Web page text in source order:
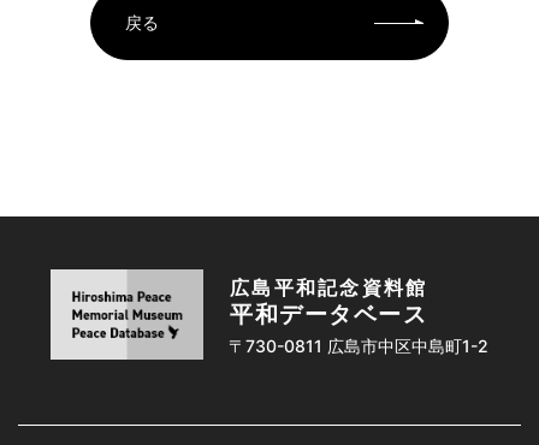
戻る
広島平和記念資料館
平和データベース
〒730-0811 広島市中区中島町1-2